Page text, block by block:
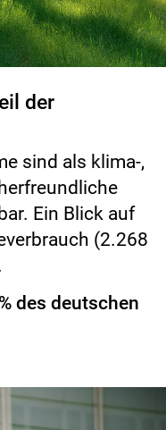
der
sind als klima-,
Ein Blick auf
(2.268
des deutschen